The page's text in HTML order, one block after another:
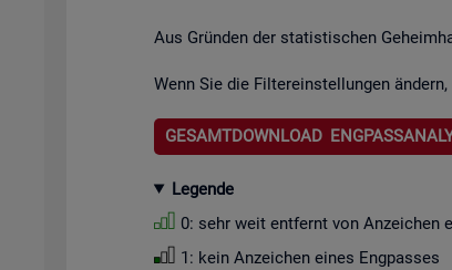
Aus Grün­den der sta­tis­ti­schen
Wenn Sie die Fil­ter­ein­stel­lun­gen
GESAMTDOWNLOAD
Le­gen­de
0: sehr weit ent­fernt von An­zei­chen
1: kein An­zei­chen eines Eng­pas­ses